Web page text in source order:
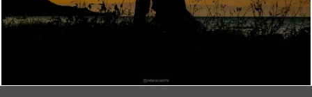
2385 138